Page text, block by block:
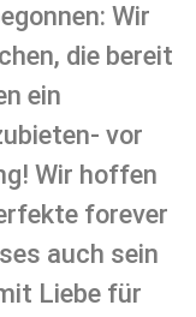
Wir
die bereit
ein
vor
Wir hoffen
forever
auch sein
Liebe für